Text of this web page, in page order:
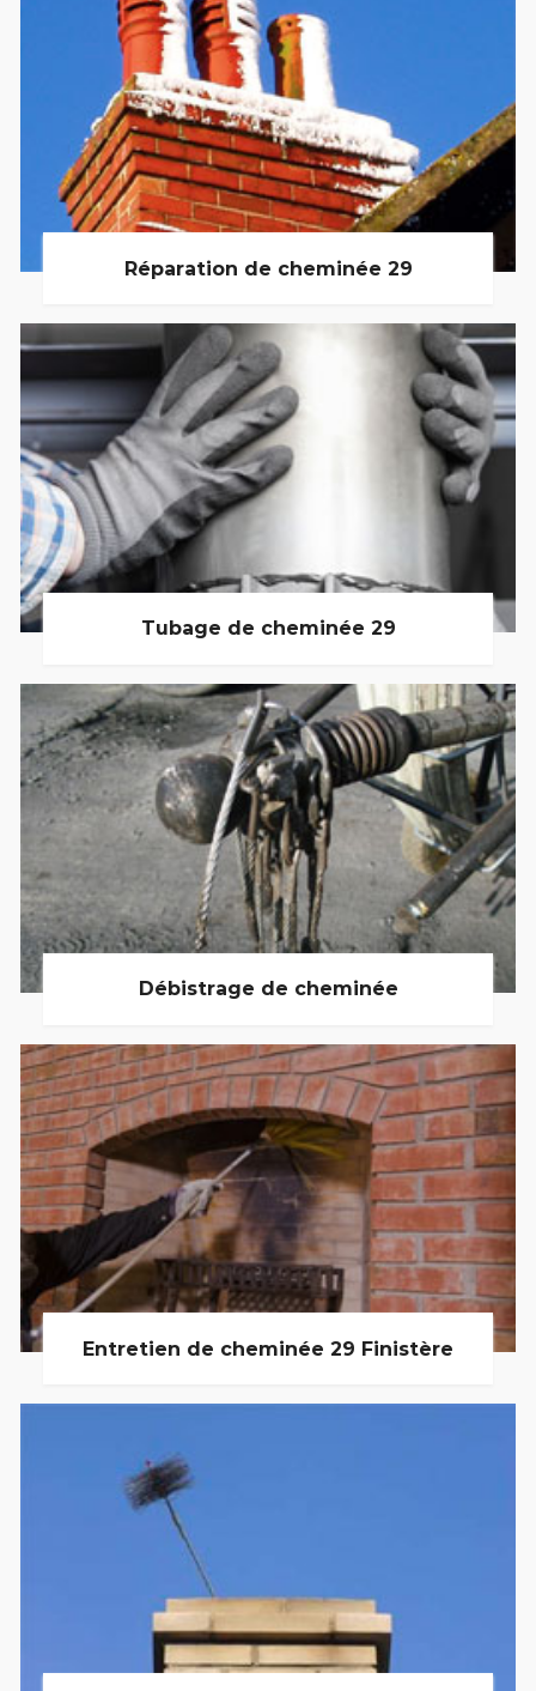
Réparation de cheminée 29
Tubage de cheminée 29
Débistrage de cheminée
Entretien de cheminée 29 Finistère